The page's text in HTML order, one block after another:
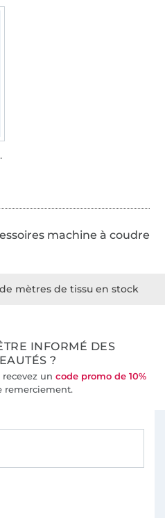
705, 75-90
machine à coudre
mètres de tissu en stock
d'expérience
INFORMÉ DES
?
un code promo de 10%
remerciement.